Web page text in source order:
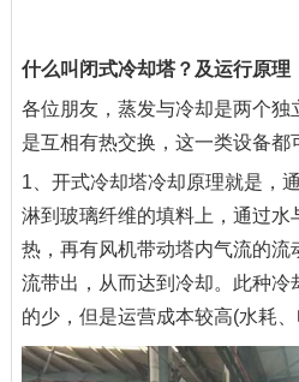
什么叫闭式冷却塔？及运行原理
各位朋友，蒸发与冷却是两个独
是互相有热交换，这一类设备都
1、开式冷却塔冷却原理就是，
淋到玻璃纤维的填料上，通过水
热，再有风机带动塔内气流的流
流带出，从而达到冷却。此种冷
的少，但是运营成本较高(水耗、